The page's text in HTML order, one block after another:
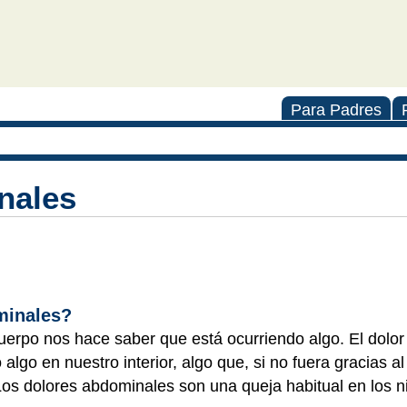
Para Padres
nos hace saber que está ocurriendo algo. El
en nuestro interior, algo que, si no fuera gracias
dolores abdominales son una queja habitual en los